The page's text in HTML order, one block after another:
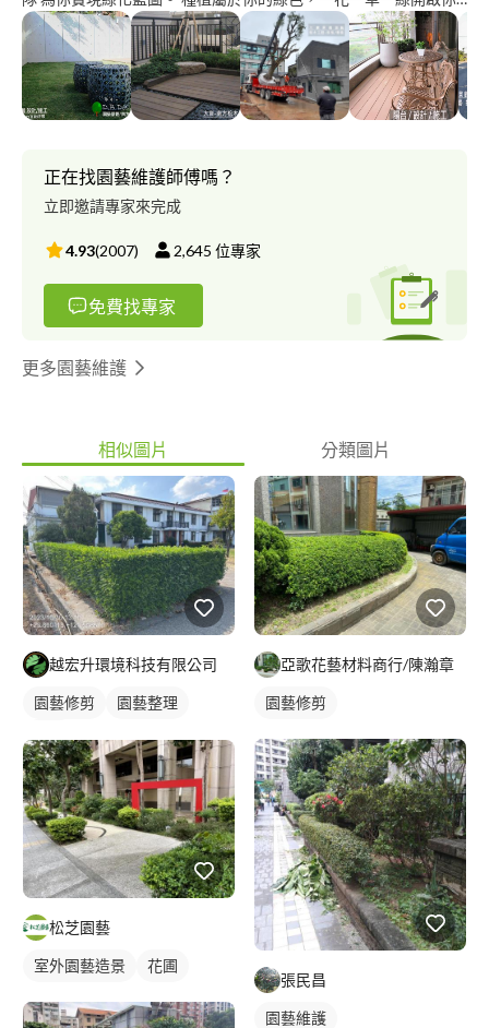
與自然的互動。我們希望為小孩開啟自然的綠色未來，從一盆綠色
植物或者是一個小空間陽台或者大庭園到外面的景觀園藝，都有自
然愛希望圍繞。 大寶景觀園藝> 溝通了解＞設計解說＞報價>施工
>竣工驗收 大寶景觀園藝 統一編號:54807903
正在找園藝維護師傅嗎？
立即邀請專家來完成
4.93(2007) 2,645 位專家
免費找專家
更多園藝維護
相似圖片 分類圖片
越宏升環境科技有限公司
園藝修剪
園藝整理
松芝園藝
室外園藝造景 花圃
亞歌花藝材料商行/陳瀚章
園藝修剪
張民昌
園藝維護